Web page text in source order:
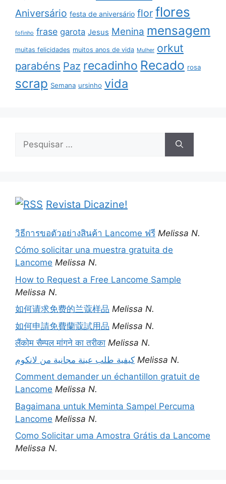
Aniversário festa de aniversário flor flores
fofinho frase garota Jesus Menina mensagem
muitas felicidades muitos anos de vida Mulher orkut
parabéns Paz recadinho Recado rosa
scrap Semana ursinho vida
por:
Revista Dicazine!
วิธีการขอตัวอย่างสินค้า Lancome ฟรี Melissa N.
Cómo solicitar una muestra gratuita de
Lancome Melissa N.
How to Request a Free Lancome Sample
Melissa N.
如何请求免费的兰蔻样品 Melissa N.
如何申請免費蘭蔻試用品 Melissa N.
लैंकोम सैम्पल मांगने का तरीका Melissa N.
كيفية طلب عينة مجانية من لانكوم Melissa N.
Comment demander un échantillon gratuit de
Lancome Melissa N.
Bagaimana untuk Meminta Sampel Percuma
Lancome Melissa N.
Como Solicitar uma Amostra Grátis da Lancome
Melissa N.